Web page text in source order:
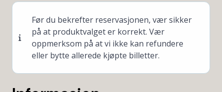
Før du bekrefter reservasjonen, vær sikker
på at produktvalget er korrekt. Vær
oppmerksom på at vi ikke kan refundere
eller bytte allerede kjøpte billetter.